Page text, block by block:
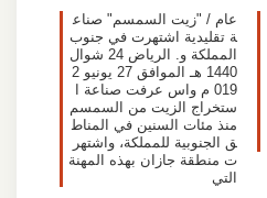
عام / "زيت السمسم" صناع
ة تقليدية اشتهرت في جنوب
المملكة و. الرياض 24 شوال
1440 هـ الموافق 27 يونيو 2
019 م واس عرفت صناعة ا
ستخراج الزيت من السمسم
منذ مئات السنين في المناط
ق الجنوبية للمملكة، واشتهر
ت منطقة جازان بهذه المهنة
التي